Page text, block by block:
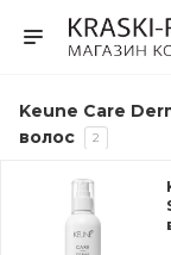
Keune Care
волос
2